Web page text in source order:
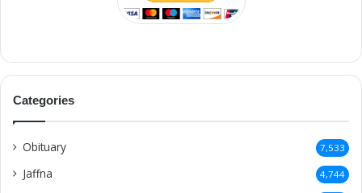
Categories
Obituary 7,533
Jaffna 4,744